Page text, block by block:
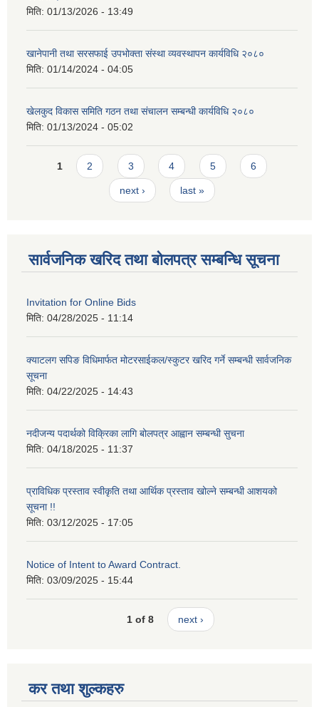
मिति: 01/13/2026 - 13:49
खानेपानी तथा सरसफाई उपभोक्ता संस्था व्यवस्थापन कार्यविधि २०८०
मिति: 01/14/2024 - 04:05
खेलकुद विकास समिति गठन तथा संचालन सम्बन्धी कार्यविधि २०८०
मिति: 01/13/2024 - 05:02
Pages
1 2 3 4 5 6
next › last »
सार्वजनिक खरिद तथा बोलपत्र सम्बन्धि सूचना
Invitation for Online Bids
मिति: 04/28/2025 - 11:14
क्याटलग सपिङ विधिमार्फत मोटरसाईकल/स्कुटर खरिद गर्ने सम्बन्धी सार्वजनिक
सूचना
मिति: 04/22/2025 - 14:43
नदीजन्य पदार्थको विक्रिका लागि बोलपत्र आह्वान सम्बन्धी सुचना
मिति: 04/18/2025 - 11:37
प्राविधिक प्रस्ताव स्वीकृति तथा आर्थिक प्रस्ताव खोल्ने सम्बन्धी आशयको
सूचना !!
मिति: 03/12/2025 - 17:05
Notice of Intent to Award Contract.
मिति: 03/09/2025 - 15:44
1 of 8 next ›
कर तथा शुल्कहरु